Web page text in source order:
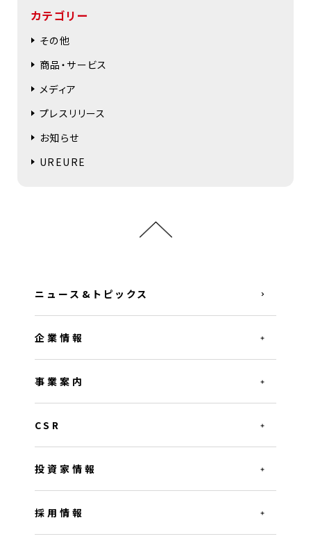
カテゴリー
その他
商品・サービス
メディア
プレスリリース
お知らせ
UREURE
ニュース&トピックス
企業情報
事業案内
CSR
投資家情報
採用情報